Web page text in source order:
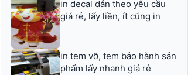
in decal dán theo yêu cầu
giá rẻ, lấy liền, ít cũng in
in tem vỡ, tem bảo hành sản
phẩm lấy nhanh giá rẻ